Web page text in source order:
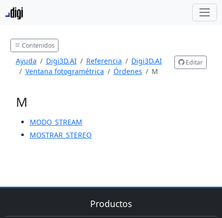
Contenidos
Ayuda Digi3D.AI Referencia
Digi3D.AI
Ventana fotogramétrica
Órdenes M
Editar
M
MODO_STREAM
MOSTRAR_STEREO
Productos